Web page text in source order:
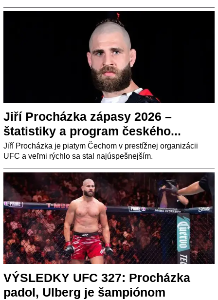
Jiří Procházka zápasy 2026 –
štatistiky a program českého...
Jiří Procházka je piatym Čechom v prestížnej organizácii
UFC a veľmi rýchlo sa stal najúspešnejším.
VÝSLEDKY UFC 327: Procházka
padol, Ulberg je šampiónom